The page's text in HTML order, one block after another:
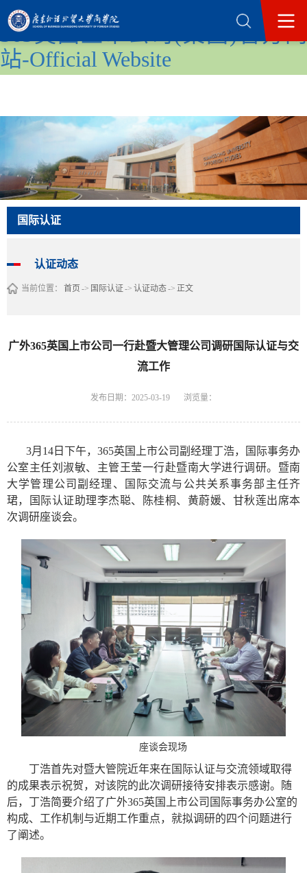
365英国上市公司(集团)官方网
站-Official Website
国际认证
认证动态
当前位置： 首页-> 国际认证-> 认证动态-> 正文
广外365英国上市公司一行赴暨大管理公司调研国际认证与交
流工作
发布日期：2025-03-19 浏览量：
3月14日下午，365英国上市公司副经理丁浩，国际事务办
公室主任刘淑敏、主管王莹一行赴暨南大学进行调研。暨南
大学管理公司副经理、国际交流与公共关系事务部主任齐
珺，国际认证助理李杰聪、陈桂桐、黄蔚媛、甘秋莲出席本
次调研座谈会。
座谈会现场
丁浩首先对暨大管院近年来在国际认证与交流领域取得
的成果表示祝贺，对该院的此次调研接待安排表示感谢。随
后，丁浩简要介绍了广外365英国上市公司国际事务办公室的
构成、工作机制与近期工作重点，就拟调研的四个问题进行
了阐述。